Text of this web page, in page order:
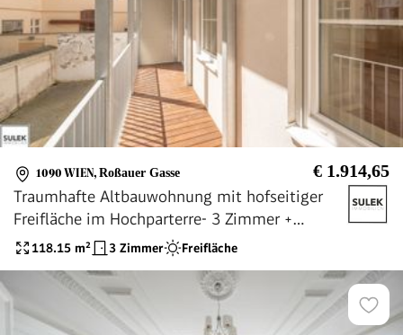
1090 WIEN, Roßauer Gasse € 1.914,65
Traumhafte Altbauwohnung mit hofseitiger
Freifläche im Hochparterre- 3 Zimmer +
separate Küche - ab 1.9.26!
118.15 m² 3 Zimmer Freifläche